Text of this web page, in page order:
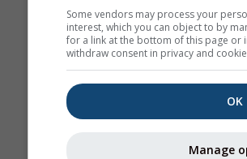
pentru
Mai
Some vendors may process your
interest, which you can object to by
for a link at the bottom of this page or
withdraw consent in privacy and
OK
Manage